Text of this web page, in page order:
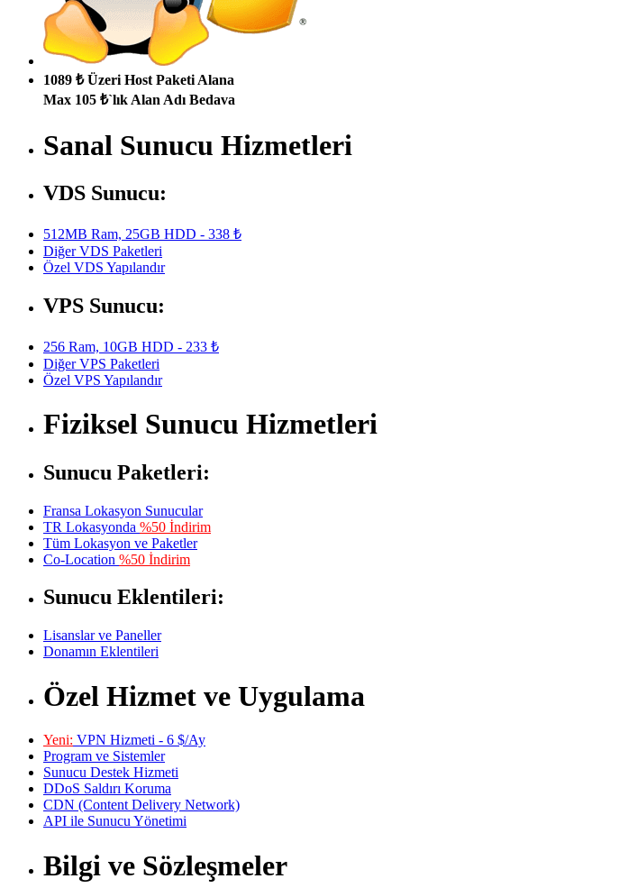
1089 ₺ Üzeri Host Paketi Alana
Max 105 ₺`lık Alan Adı Bedava
Sanal Sunucu Hizmetleri
VDS Sunucu:
512MB Ram, 25GB HDD - 338 ₺
Diğer VDS Paketleri
Özel VDS Yapılandır
VPS Sunucu:
256 Ram, 10GB HDD - 233 ₺
Diğer VPS Paketleri
Özel VPS Yapılandır
Fiziksel Sunucu Hizmetleri
Sunucu Paketleri:
Fransa Lokasyon Sunucular
TR Lokasyonda %50 İndirim
Tüm Lokasyon ve Paketler
Co-Location %50 İndirim
Sunucu Eklentileri:
Lisanslar ve Paneller
Donamın Eklentileri
Özel Hizmet ve Uygulama
Yeni: VPN Hizmeti - 6 $/Ay
Program ve Sistemler
Sunucu Destek Hizmeti
DDoS Saldırı Koruma
CDN (Content Delivery Network)
API ile Sunucu Yönetimi
Bilgi ve Sözleşmeler